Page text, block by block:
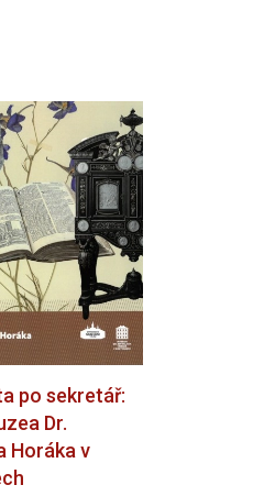
po sekretář:
Dr.
Horáka v